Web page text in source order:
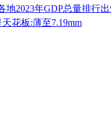
地2023年GDP总量排行
花板:薄至7.19mm